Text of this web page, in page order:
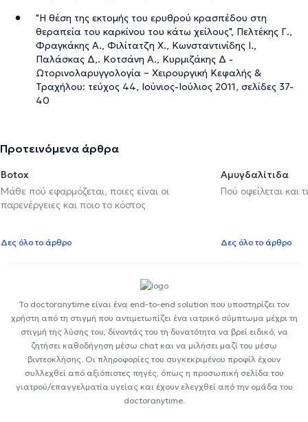
"Η θέση της εκτομής του ερυθρού κρασπέδου στη
θεραπεία του καρκίνου του κάτω χείλους", Πελτέκης Γ.,
Φραγκάκης Α., Φιλίτατζη Χ., Κωνσταντινίδης Ι.,
Παλάσκας Δ,. Κοτσάνη Α., Κυρμιζάκης Δ -
Ωτορινολαρυγγολογία – Χειρουργική Κεφαλής &
Τραχήλου: τεύχος 44, Ιούνιος-Ιούλιος 2011, σελίδες 37-
40
Προτεινόμενα άρθρα
Botox
Μάθε πού εφαρμόζεται, ποιες είναι οι
παρενέργειες και ποιο το κόστος
Δες όλο το άρθρο
Αμυγδαλίτιδα
Πού οφείλεται και
Δες όλο το άρθρο
Το doctoranytime είναι ένα end-to-end solution που υποστηρίζει τον
χρήστη από τη στιγμή που αντιμετωπίζει ένα ιατρικό σύμπτωμα μέχρι τη
στιγμή της λύσης του, δίνοντάς του τη δυνατότητα να βρεί ειδικό, να
ζητήσει καθοδήγηση μέσω chat και να μιλήσει μαζί του μέσω
βιντεοκλήσης. Οι πληροφορίες του συγκεκριμένου προφίλ έχουν
συλλεχθεί από αξιόπιστες πηγές, όπως η προσωπική σελίδα του
γιατρού/επαγγελματία υγείας και έχουν ελεγχθεί από την ομάδα του
doctoranytime.